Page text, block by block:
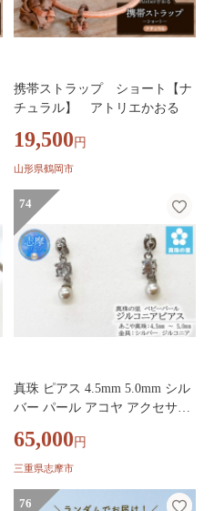
携帯ストラップ ショート【ナ
チュラル】 アトリエかおる
19,500 円
山形県鶴岡市
74
真珠 ピアス 4.5mm 5.0mm シル
バー パール アコヤ アクセサリ
志摩市 プレゼント 贈り物 贈答
人気 クリスマス バレンタイン
プル / 真珠の里 ベビーパール 4.
65,000 円
三重県志摩市
76